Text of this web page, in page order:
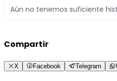
Aún no tenemos suficiente
Compartir
X Facebook Telegram